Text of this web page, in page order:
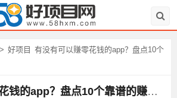
> 好项目 有没有可以赚零花钱的app？盘点10个
有没有可以赚零花钱的app？盘点10个靠谱的赚钱app